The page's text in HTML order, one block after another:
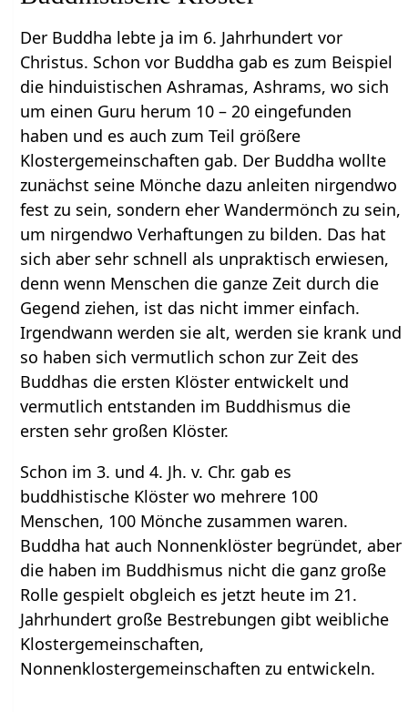
Der Buddha lebte ja im 6. Jahrhundert vor
Christus. Schon vor Buddha gab es zum Beispiel
die hinduistischen Ashramas, Ashrams, wo sich
um einen Guru herum 10 – 20 eingefunden
haben und es auch zum Teil größere
Klostergemeinschaften gab. Der Buddha wollte
zunächst seine Mönche dazu anleiten nirgendwo
fest zu sein, sondern eher Wandermönch zu sein,
um nirgendwo Verhaftungen zu bilden. Das hat
sich aber sehr schnell als unpraktisch erwiesen,
denn wenn Menschen die ganze Zeit durch die
Gegend ziehen, ist das nicht immer einfach.
Irgendwann werden sie alt, werden sie krank und
so haben sich vermutlich schon zur Zeit des
Buddhas die ersten Klöster entwickelt und
vermutlich entstanden im Buddhismus die
ersten sehr großen Klöster.
Schon im 3. und 4. Jh. v. Chr. gab es
buddhistische Klöster wo mehrere 100
Menschen, 100 Mönche zusammen waren.
Buddha hat auch Nonnenklöster begründet, aber
die haben im Buddhismus nicht die ganz große
Rolle gespielt obgleich es jetzt heute im 21.
Jahrhundert große Bestrebungen gibt weibliche
Klostergemeinschaften,
Nonnenklostergemeinschaften zu entwickeln.